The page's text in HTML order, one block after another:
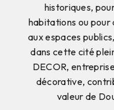
historiques,
habitations ou
aux espaces
dans cette cité
DECOR,
décorative,
valeur de